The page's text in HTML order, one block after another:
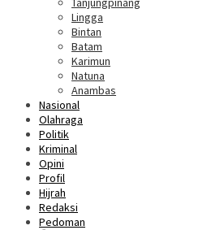
Lingga
Bintan
Batam
Karimun
Natuna
Anambas
Nasional
Olahraga
Politik
Kriminal
Opini
Profil
Hijrah
Redaksi
Pedoman